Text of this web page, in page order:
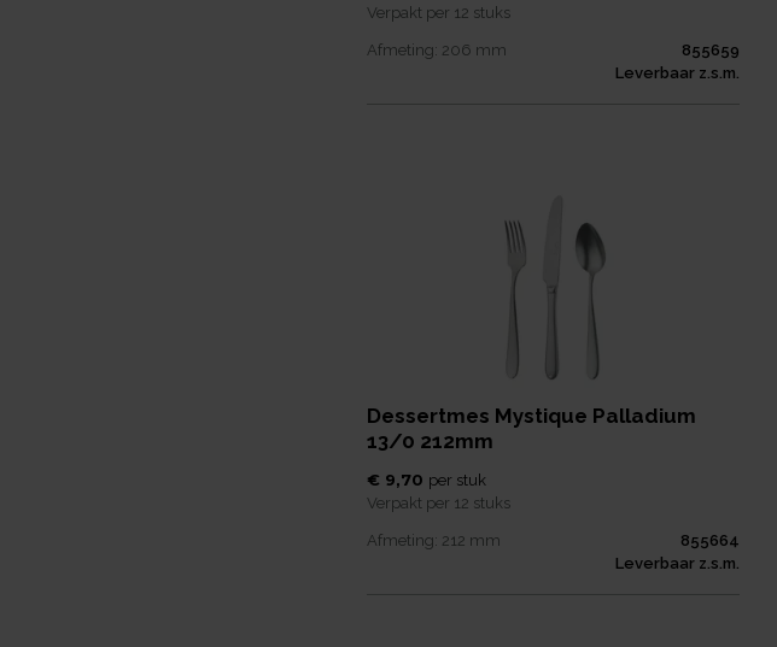
Verpakt per 12 stuks
Afmeting: 206 mm
855659
Leverbaar z.s.m.
Dessertmes Mystique Palladium
13/0 212mm
€ 9,70 per stuk
Verpakt per 12 stuks
Afmeting: 212 mm
855664
Leverbaar z.s.m.